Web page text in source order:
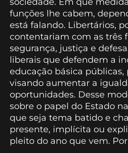
funções lhe cabem,
está falando. Libertários,
contentariam com as três
segurança, justiça e
liberais que defendem a
educação básica públicas,
visando aumentar a
oportunidades. Desse
sobre o papel do Estado
que seja tema batido e
presente, implícita ou
pleito do ano que vem.